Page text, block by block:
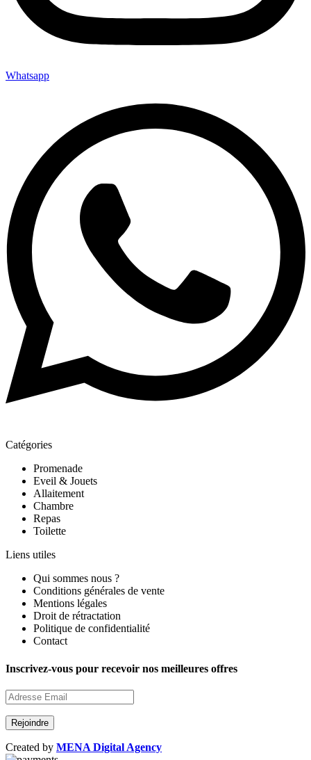
Whatsapp
Catégories
Promenade
Eveil & Jouets
Allaitement
Chambre
Repas
Toilette
Liens utiles
Qui sommes nous ?
Conditions générales de vente
Mentions légales
Droit de rétractation
Politique de confidentialité
Contact
Inscrivez-vous pour recevoir nos meilleures offres
Created by MENA Digital Agency